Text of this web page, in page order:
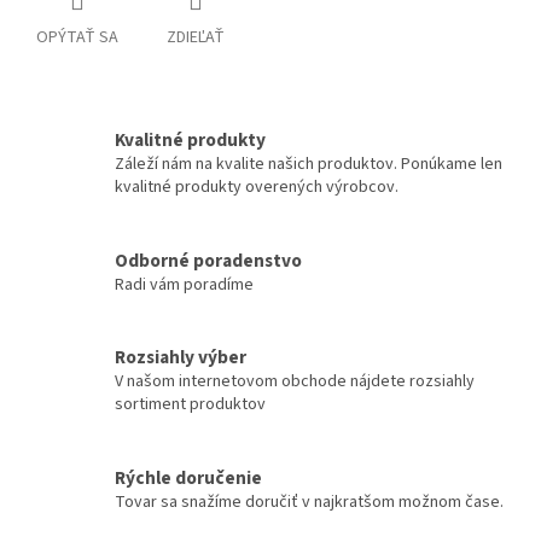
OPÝTAŤ SA ZDIEĽAŤ
Kvalitné produkty
Záleží nám na kvalite našich produktov. Ponúkame len
kvalitné produkty overených výrobcov.
Odborné poradenstvo
Radi vám poradíme
Rozsiahly výber
V našom internetovom obchode nájdete rozsiahly
sortiment produktov
Rýchle doručenie
Tovar sa snažíme doručiť v najkratšom možnom čase.